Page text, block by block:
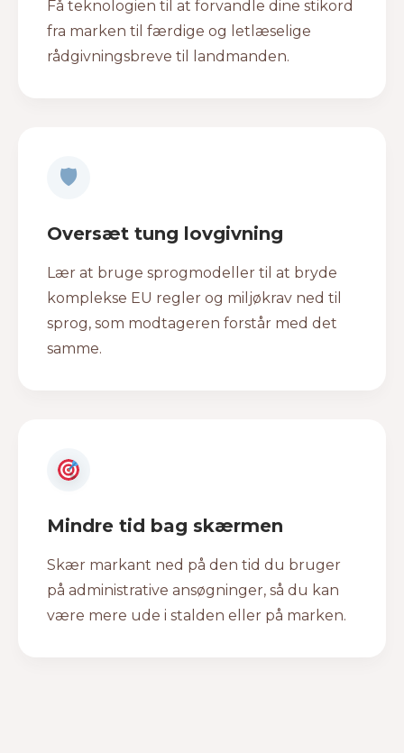
Få teknologien til at forvandle dine stikord
fra marken til færdige og letlæselige
rådgivningsbreve til landmanden.
🛡
Oversæt tung lovgivning
Lær at bruge sprogmodeller til at bryde
komplekse EU regler og miljøkrav ned til
sprog, som modtageren forstår med det
samme.
Mindre tid bag skærmen
Skær markant ned på den tid du bruger
på administrative ansøgninger, så du kan
være mere ude i stalden eller på marken.